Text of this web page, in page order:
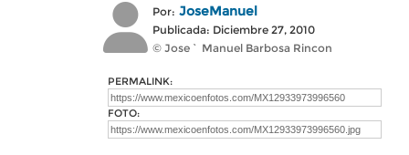
Por: JoseManuel
Publicada: Diciembre 27, 2010
© Jose` Manuel Barbosa Rincon
PERMALINK:
FOTO: